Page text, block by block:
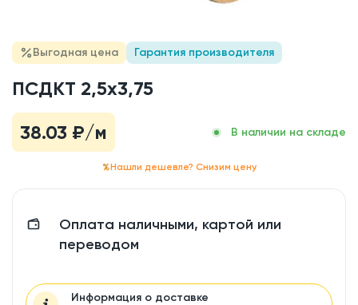
Выгодная цена Гарантия производителя
ПСДКТ 2,5x3,75
38.03 ₽/м В наличии на складе
Нашли дешевле? Снизим цену
Оплата наличными, картой или
переводом
Информация о доставке